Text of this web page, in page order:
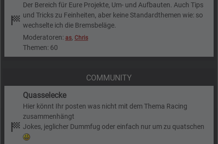
Der Bereich für Eure Projekte, Um- und Aufbauten. Auch Tips
und Tricks zu Feinheiten, aber keine Standardthemen wie: so
wechselte ich die Bremsbeläge.
Moderatoren: as, Chris
Themen: 60
COMMUNITY
Quasselecke
Hier könnt Ihr posten was nicht mit dem Thema Racing
zusammenhängt
Jokes, jeglicher Dummfug oder einfach nur um zu quatschen